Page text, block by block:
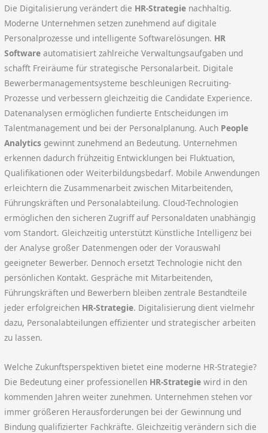
Die Digitalisierung verändert die HR-Strategie nachhaltig.
Moderne Unternehmen setzen zunehmend auf digitale
Personalprozesse und intelligente Softwarelösungen. HR
Software automatisiert zahlreiche Verwaltungsaufgaben und
schafft Freiräume für strategische Personalarbeit. Digitale
Bewerbermanagementsysteme beschleunigen Recruiting-
Prozesse und verbessern gleichzeitig die Candidate Experience.
Datenanalysen ermöglichen fundierte Entscheidungen im
Talentmanagement und bei der Personalplanung. Auch People
Analytics gewinnt zunehmend an Bedeutung. Unternehmen
erkennen dadurch frühzeitig Entwicklungen bei Fluktuation,
Qualifikationen oder Weiterbildungsbedarf. Mobile Anwendungen
erleichtern die Zusammenarbeit zwischen Mitarbeitenden,
Führungskräften und Personalabteilung. Cloud-Technologien
ermöglichen den sicheren Zugriff auf Personaldaten unabhängig
vom Standort. Gleichzeitig unterstützt Künstliche Intelligenz bei
der Analyse großer Datenmengen oder der Vorauswahl
geeigneter Bewerber. Dennoch ersetzt Technologie nicht den
persönlichen Kontakt. Gespräche mit Mitarbeitenden,
Führungskräften und Bewerbern bleiben zentrale Bestandteile
jeder erfolgreichen HR-Strategie. Digitalisierung dient vielmehr
dazu, Personalabteilungen effizienter und strategischer arbeiten
zu lassen.
Welche Zukunftsperspektiven bietet eine moderne HR-Strategie?
Die Bedeutung einer professionellen HR-Strategie wird in den
kommenden Jahren weiter zunehmen. Unternehmen stehen vor
immer größeren Herausforderungen bei der Gewinnung und
Bindung qualifizierter Fachkräfte. Gleichzeitig verändern sich die